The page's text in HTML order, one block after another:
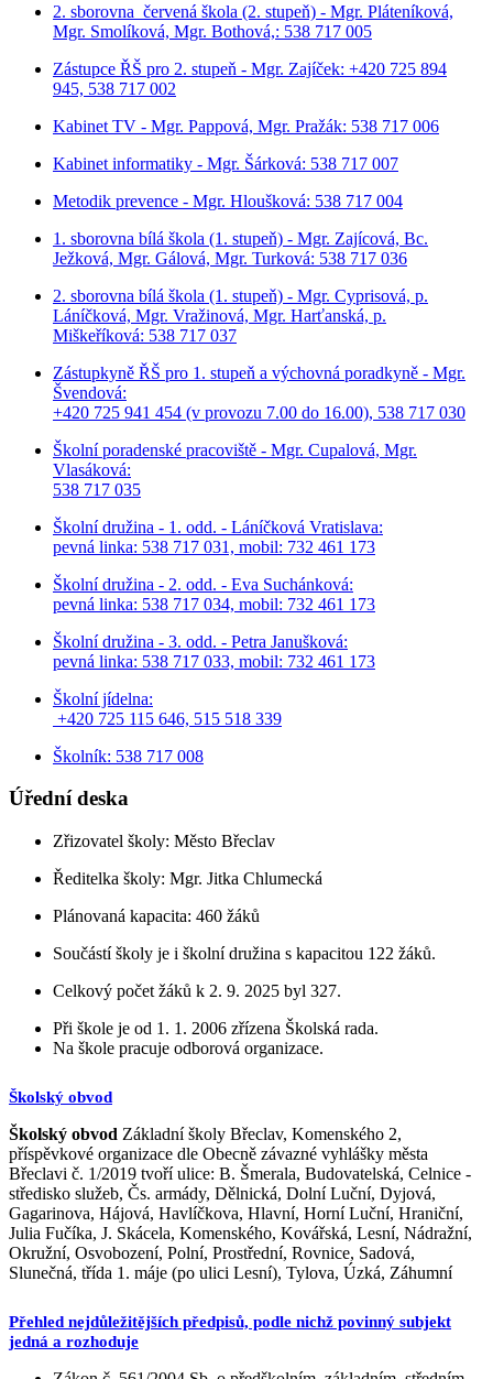
2. sborovna červená škola (2. stupeň) - Mgr. Pláteníková,
Mgr. Smolíková, Mgr. Bothová,: 538 717 005
Zástupce ŘŠ pro 2. stupeň - Mgr. Zajíček: +420 725 894
945, 538 717 002
Kabinet TV - Mgr. Pappová, Mgr. Pražák: 538 717 006
Kabinet informatiky - Mgr. Šárková: 538 717 007
Metodik prevence - Mgr. Hloušková: 538 717 004
1. sborovna bílá škola (1. stupeň) - Mgr. Zajícová, Bc.
Ježková, Mgr. Gálová, Mgr. Turková: 538 717 036
2. sborovna bílá škola (1. stupeň) - Mgr. Cyprisová, p.
Láníčková, Mgr. Vražinová, Mgr. Harťanská, p.
Miškeříková: 538 717 037
Zástupkyně ŘŠ pro 1. stupeň a výchovná poradkyně - Mgr.
Švendová:
+420 725 941 454 (v provozu 7.00 do 16.00), 538 717 030
Školní poradenské pracoviště - Mgr. Cupalová, Mgr.
Vlasáková:
538 717 035
Školní družina - 1. odd. - Láníčková Vratislava:
pevná linka: 538 717 031, mobil: 732 461 173
Školní družina - 2. odd. - Eva Suchánková:
pevná linka: 538 717 034, mobil: 732 461 173
Školní družina - 3. odd. - Petra Janušková:
pevná linka: 538 717 033, mobil: 732 461 173
Školní jídelna:
+420 725 115 646, 515 518 339
Školník: 538 717 008
Úřední deska
Zřizovatel školy: Město Břeclav
Ředitelka školy: Mgr. Jitka Chlumecká
Plánovaná kapacita: 460 žáků
Součástí školy je i školní družina s kapacitou 122 žáků.
Celkový počet žáků k 2. 9. 2025 byl 327.
Při škole je od 1. 1. 2006 zřízena Školská rada.
Na škole pracuje odborová organizace.
Školský obvod
Školský obvod Základní školy Břeclav, Komenského 2,
příspěvkové organizace dle Obecně závazné vyhlášky města
Břeclavi č. 1/2019 tvoří ulice: B. Šmerala, Budovatelská, Celnice -
středisko služeb, Čs. armády, Dělnická, Dolní Luční, Dyjová,
Gagarinova, Hájová, Havlíčkova, Hlavní, Horní Luční, Hraniční,
Julia Fučíka, J. Skácela, Komenského, Kovářská, Lesní, Nádražní,
Okružní, Osvobození, Polní, Prostřední, Rovnice, Sadová,
Slunečná, třída 1. máje (po ulici Lesní), Tylova, Úzká, Záhumní
Přehled nejdůležitějších předpisů, podle nichž povinný subjekt
jedná a rozhoduje